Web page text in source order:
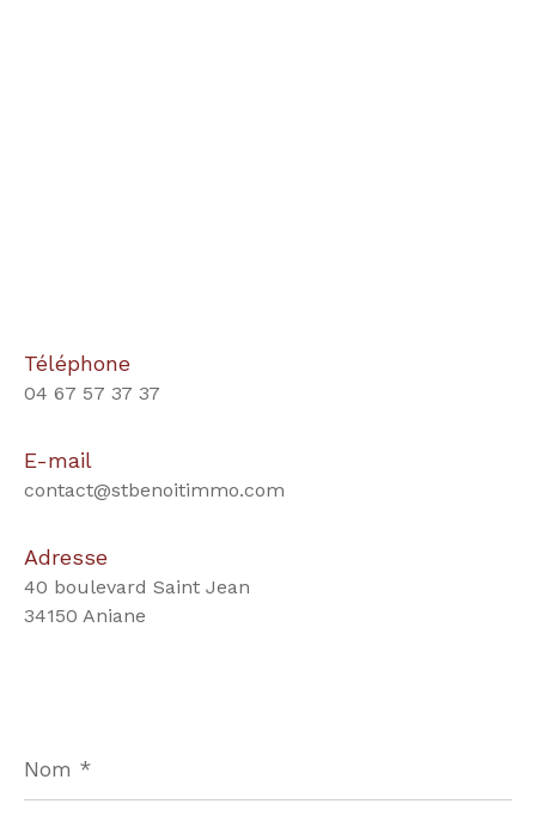
Téléphone
04 67 57 37 37
E-mail
contact@stbenoitimmo.com
Adresse
40 boulevard Saint Jean
34150 Aniane
*